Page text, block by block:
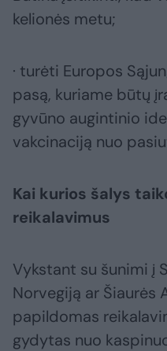
kelionės metu;
· turėti Europos
pasą, kuriame būtų
gyvūno augintinio
vakcinaciją nuo
Kai kurios šalys
reikalavimus
Vykstant su šunimi į
Norvegiją ar Šiaurės
papildomas
gydytas nuo